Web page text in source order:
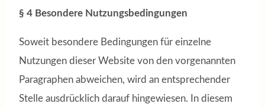
§ 4 Besondere Nutzungsbedingungen
Soweit besondere Bedingungen für einzelne
Nutzungen dieser Website von den vorgenannten
Paragraphen abweichen, wird an entsprechender
Stelle ausdrücklich darauf hingewiesen. In diesem